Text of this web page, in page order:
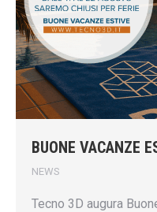
BUONE VACANZE
NEWS
Tecno 3D augura